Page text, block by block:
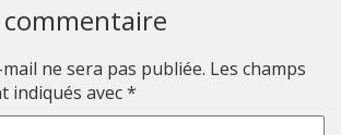
ne sera pas publiée. Les champs
indiqués avec*